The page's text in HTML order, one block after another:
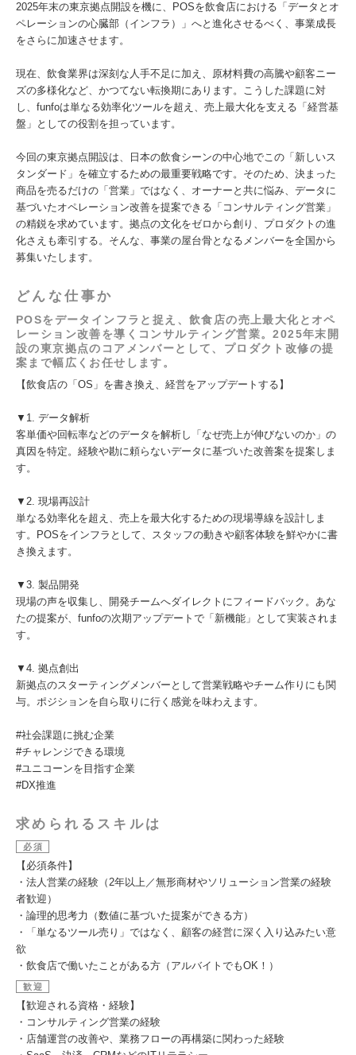
2025年末の東京拠点開設を機に、POSを飲食店における「データとオ
ペレーションの心臓部（インフラ）」へと進化させるべく、事業成長
をさらに加速させます。
現在、飲食業界は深刻な人手不足に加え、原材料費の高騰や顧客ニー
ズの多様化など、かつてない転換期にあります。こうした課題に対
し、funfoは単なる効率化ツールを超え、売上最大化を支える「経営基
盤」としての役割を担っています。
今回の東京拠点開設は、日本の飲食シーンの中心地でこの「新しいス
タンダード」を確立するための最重要戦略です。そのため、決まった
商品を売るだけの「営業」ではなく、オーナーと共に悩み、データに
基づいたオペレーション改善を提案できる「コンサルティング営業」
の精鋭を求めています。拠点の文化をゼロから創り、プロダクトの進
化さえも牽引する。そんな、事業の屋台骨となるメンバーを全国から
募集いたします。
どんな仕事か
POSをデータインフラと捉え、飲食店の売上最大化とオペ
レーション改善を導くコンサルティング営業。2025年末開
設の東京拠点のコアメンバーとして、プロダクト改修の提
案まで幅広くお任せします。
【飲食店の「OS」を書き換え、経営をアップデートする】
▼1. データ解析
客単価や回転率などのデータを解析し「なぜ売上が伸びないのか」の
真因を特定。経験や勘に頼らないデータに基づいた改善案を提案しま
す。
▼2. 現場再設計
単なる効率化を超え、売上を最大化するための現場導線を設計しま
す。POSをインフラとして、スタッフの動きや顧客体験を鮮やかに書
き換えます。
▼3. 製品開発
現場の声を収集し、開発チームへダイレクトにフィードバック。あな
たの提案が、funfoの次期アップデートで「新機能」として実装されま
す。
▼4. 拠点創出
新拠点のスターティングメンバーとして営業戦略やチーム作りにも関
与。ポジションを自ら取りに行く感覚を味わえます。
#社会課題に挑む企業
#チャレンジできる環境
#ユニコーンを目指す企業
#DX推進
求められるスキルは
必須
【必須条件】
・法人営業の経験（2年以上／無形商材やソリューション営業の経験
者歓迎）
・論理的思考力（数値に基づいた提案ができる方）
・「単なるツール売り」ではなく、顧客の経営に深く入り込みたい意
欲
・飲食店で働いたことがある方（アルバイトでもOK！）
歓迎
【歓迎される資格・経験】
・コンサルティング営業の経験
・店舗運営の改善や、業務フローの再構築に関わった経験